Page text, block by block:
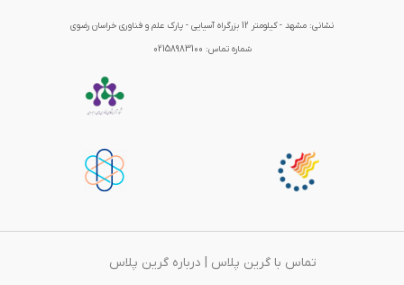
نشانی: مشهد - کیلومتر 12 بزرگراه آسیایی - پارک علم و فناوری خراسان رضوی
شماره تماس: 02158983100
تماس با گرین پلاس | درباره گرین پلاس